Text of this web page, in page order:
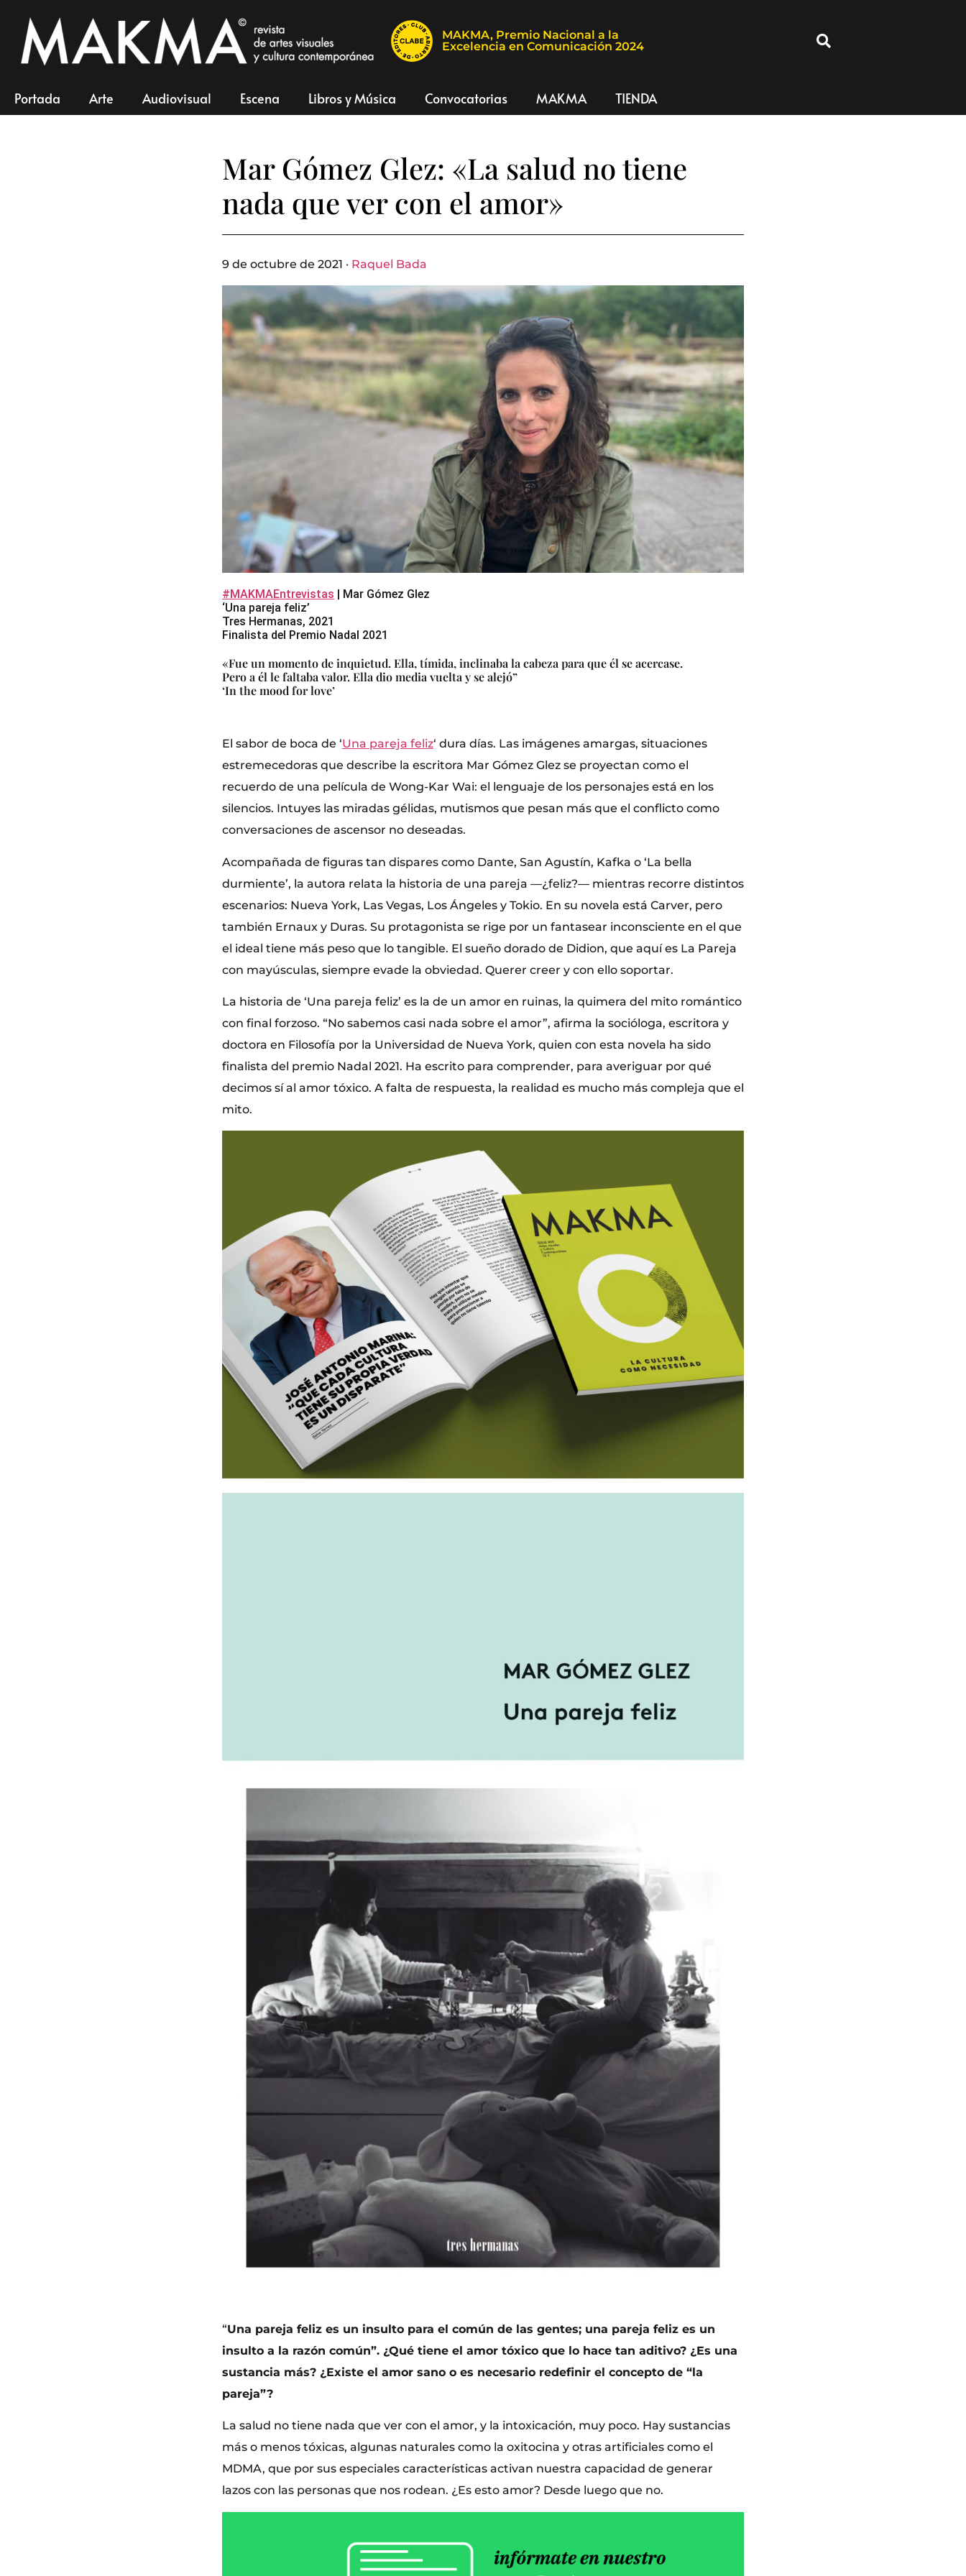
MAKMA, Premio Nacional a la
Excelencia en Comunicación 2024
Portada Arte Audiovisual Escena Libros y Música Convocatorias MAKMA TIENDA
Mar Gómez Glez: «La salud no tiene
nada que ver con el amor»
9 de octubre de 2021 · Raquel Bada
#MAKMAEntrevistas | Mar Gómez Glez
‘Una pareja feliz’
Tres Hermanas, 2021
Finalista del Premio Nadal 2021
«Fue un momento de inquietud. Ella, tímida, inclinaba la cabeza para que él se acercase.
Pero a él le faltaba valor. Ella dio media vuelta y se alejó”
‘In the mood for love’
El sabor de boca de ‘Una pareja feliz‘ dura días. Las imágenes amargas, situaciones
estremecedoras que describe la escritora Mar Gómez Glez se proyectan como el
recuerdo de una película de Wong-Kar Wai: el lenguaje de los personajes está en los
silencios. Intuyes las miradas gélidas, mutismos que pesan más que el conflicto como
conversaciones de ascensor no deseadas.
Acompañada de figuras tan dispares como Dante, San Agustín, Kafka o ‘La bella
durmiente’, la autora relata la historia de una pareja —¿feliz?— mientras recorre distintos
escenarios: Nueva York, Las Vegas, Los Ángeles y Tokio. En su novela está Carver, pero
también Ernaux y Duras. Su protagonista se rige por un fantasear inconsciente en el que
el ideal tiene más peso que lo tangible. El sueño dorado de Didion, que aquí es La Pareja
con mayúsculas, siempre evade la obviedad. Querer creer y con ello soportar.
La historia de ‘Una pareja feliz’ es la de un amor en ruinas, la quimera del mito romántico
con final forzoso. “No sabemos casi nada sobre el amor”, afirma la socióloga, escritora y
doctora en Filosofía por la Universidad de Nueva York, quien con esta novela ha sido
finalista del premio Nadal 2021. Ha escrito para comprender, para averiguar por qué
decimos sí al amor tóxico. A falta de respuesta, la realidad es mucho más compleja que el
mito.
“Una pareja feliz es un insulto para el común de las gentes; una pareja feliz es un
insulto a la razón común”. ¿Qué tiene el amor tóxico que lo hace tan aditivo? ¿Es una
sustancia más? ¿Existe el amor sano o es necesario redefinir el concepto de “la
pareja”?
La salud no tiene nada que ver con el amor, y la intoxicación, muy poco. Hay sustancias
más o menos tóxicas, algunas naturales como la oxitocina y otras artificiales como el
MDMA, que por sus especiales características activan nuestra capacidad de generar
lazos con las personas que nos rodean. ¿Es esto amor? Desde luego que no.